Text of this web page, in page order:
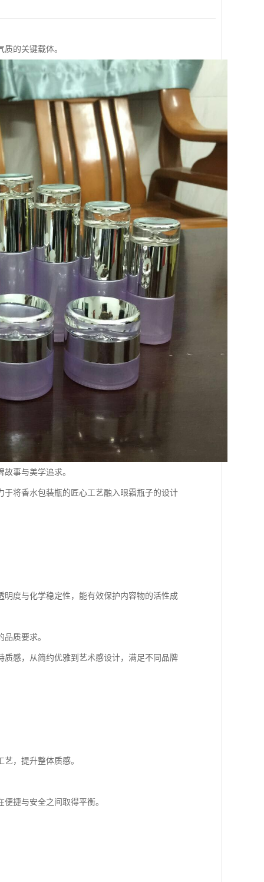
的关键载体。
事与美学追求。
将香水包装瓶的匠心工艺融入眼霜瓶子的设计
度与化学稳定性，能有效保护内容物的活性成
质要求。
感，从简约优雅到艺术感设计，满足不同品牌
，提升整体质感。
捷与安全之间取得平衡。